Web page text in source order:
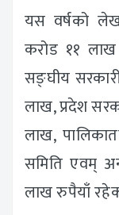
यस वर्षको
करोड ११
सङ्घीय
लाख, प्रदेश
लाख,
समिति एवम्
लाख रुपैयाँ